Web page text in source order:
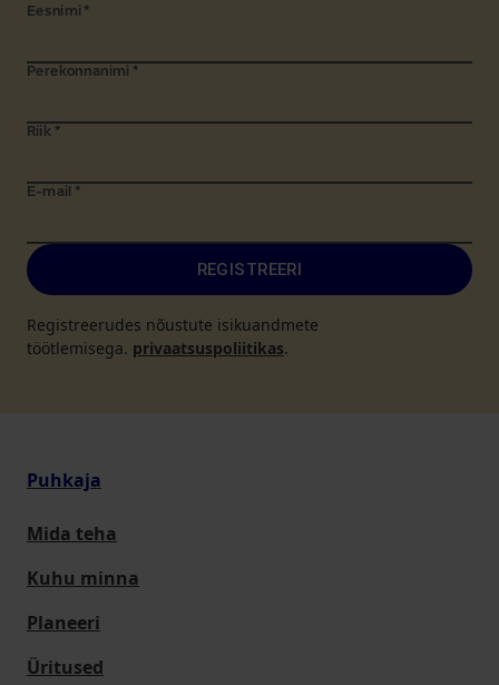
Eesnimi *
Perekonnanimi *
Riik *
E-mail *
REGISTREERI
Registreerudes nõustute isikuandmete
töötlemisega. privaatsuspoliitikas.
Puhkaja
Mida teha
Kuhu minna
Planeeri
Üritused